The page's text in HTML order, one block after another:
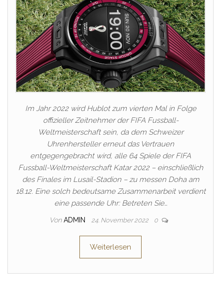
Im Jahr 2022 wird Hublot zum vierten Mal in Folge
offizieller Zeitnehmer der FIFA Fussball-
Weltmeisterschaft sein, da dem Schweizer
Uhrenhersteller erneut das Vertrauen
entgegengebracht wird, alle 64 Spiele der FIFA
Fussball-Weltmeisterschaft Katar 2022 – einschließlich
des Finales im Lusail-Stadion – zu messen Doha am
18.12. Eine solch bedeutsame Zusammenarbeit verdient
eine passende Uhr: Betreten Sie…
Von ADMIN 24. November 2022 0
Weiterlesen